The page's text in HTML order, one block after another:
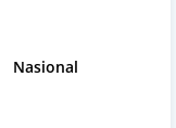
Nasional